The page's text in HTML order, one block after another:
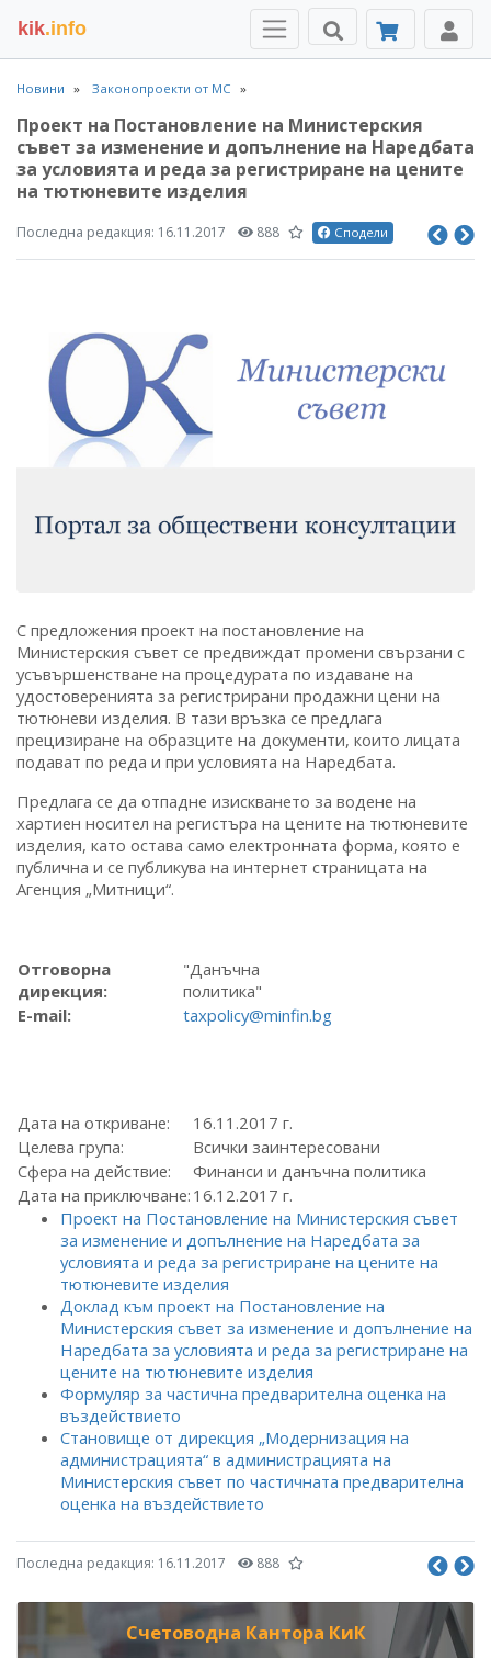
kik.info
Новини Законопроекти от МС
Проект на Постановление на Министерския
съвет за изменение и допълнение на Наредбата
за условията и реда за регистриране на цените
на тютюневите изделия
Последна редакция: 16.11.2017 888 Сподели
С предложения проект на постановление на
Министерския съвет се предвиждат промени свързани с
усъвършенстване на процедурата по издаване на
удостоверенията за регистрирани продажни цени на
тютюневи изделия. В тази връзка се предлага
прецизиране на образците на документи, които лицата
подават по реда и при условията на Наредбата.
Предлага се да отпадне изискването за водене на
хартиен носител на регистъра на цените на тютюневите
изделия, като остава само електронната форма, която е
публична и се публикува на интернет страницата на
Агенция „Митници“.
Отговорна
дирекция:
"Данъчна
политика"
E-mail:
taxpolicy@minfin.bg
Дата на откриване:
16.11.2017 г.
Целева група:
Всички заинтересовани
Сфера на действие:
Финанси и данъчна политика
Дата на приключване: 16.12.2017 г.
Проект на Постановление на Министерския съвет
за изменение и допълнение на Наредбата за
условията и реда за регистриране на цените на
тютюневите изделия
Доклад към проект на Постановление на
Министерския съвет за изменение и допълнение на
Наредбата за условията и реда за регистриране на
цените на тютюневите изделия
Формуляр за частична предварителна оценка на
въздействието
Становище от дирекция „Модернизация на
администрацията“ в администрацията на
Министерския съвет по частичната предварителна
оценка на въздействието
Последна редакция: 16.11.2017 888
Счетоводна Кантора КиК